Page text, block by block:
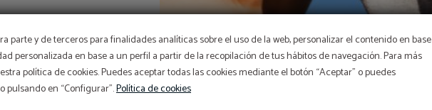
parte y de terceros para finalidades analíticas sobre el uso de la web, personalizar el contenido en base
personalizada en base a un perfil a partir de la recopilación de tus hábitos de navegación. Para más
política de cookies. Puedes aceptar todas las cookies mediante el botón “Aceptar” o puedes
en “Configurar”.Política de cookies